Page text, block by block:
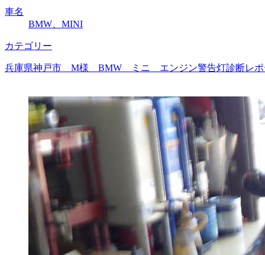
車名
BMW、MINI
カテゴリー
兵庫県神戸市 M様 BMW ミニ エンジン警告灯診断レポ